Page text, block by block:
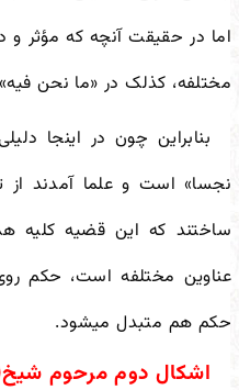
اما در حقیقت آنچه که مؤثر و
مختلفه، کذلک در «ما نحن
بنابراین چون در اینجا
نجسا» است و علما آمدند از
ساختند که این قضیه کلیه
عناوین مختلفه است، حکم
حکم هم متبدل میشود.
اشکال دوم مرحوم